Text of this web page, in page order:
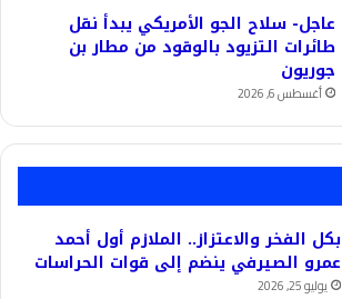
عاجل- سلاح الجو الأمريكي يبدأ نقل
طائرات التزيود بالوقود من مطار بن
جوريون
أغسطس 6, 2026
بكل الفخر والاعتزاز.. الملازم أول أحمد
عمرو الصيرفي ينضم إلى قوات الحراسات
يوليو 25, 2026